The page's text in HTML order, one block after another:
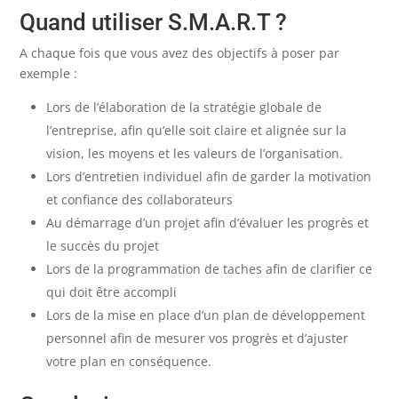
Quand utiliser S.M.A.R.T ?
A chaque fois que vous avez des objectifs à poser par
exemple :
Lors de l’élaboration de la stratégie globale de
l’entreprise, afin qu’elle soit claire et alignée sur la
vision, les moyens et les valeurs de l’organisation.
Lors d’entretien individuel afin de garder la motivation
et confiance des collaborateurs
Au démarrage d’un projet afin d’évaluer les progrès et
le succès du projet
Lors de la programmation de taches afin de clarifier ce
qui doit être accompli
Lors de la mise en place d’un plan de développement
personnel afin de mesurer vos progrès et d’ajuster
votre plan en conséquence.